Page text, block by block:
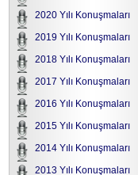
2020 Yılı Konuşmaları
2019 Yılı Konuşmaları
2018 Yılı Konuşmaları
2017 Yılı Konuşmaları
2016 Yılı Konuşmaları
2015 Yılı Konuşmaları
2014 Yılı Konuşmaları
2013 Yılı Konuşmaları